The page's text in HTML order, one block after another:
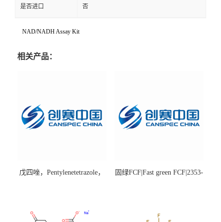
是否进口 否
NAD/NADH Assay Kit
相关产品：
戊四唑，Pentylenetetrazole，
固绿FCF|Fast green FCF|2353-